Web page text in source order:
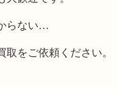
らない…
をご依頼ください。